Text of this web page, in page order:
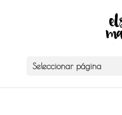
Seleccionar página